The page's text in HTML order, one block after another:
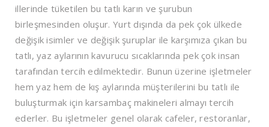
illerinde tüketilen bu tatlı karın ve şurubun
birleşmesinden oluşur. Yurt dışında da pek çok ülkede
değişik isimler ve değişik şuruplar ile karşımıza çıkan bu
tatlı, yaz aylarının kavurucu sıcaklarında pek çok insan
tarafından tercih edilmektedir. Bunun üzerine işletmeler
hem yaz hem de kış aylarında müşterilerini bu tatlı ile
buluşturmak için karsambaç makineleri almayı tercih
ederler. Bu işletmeler genel olarak cafeler, restoranlar,